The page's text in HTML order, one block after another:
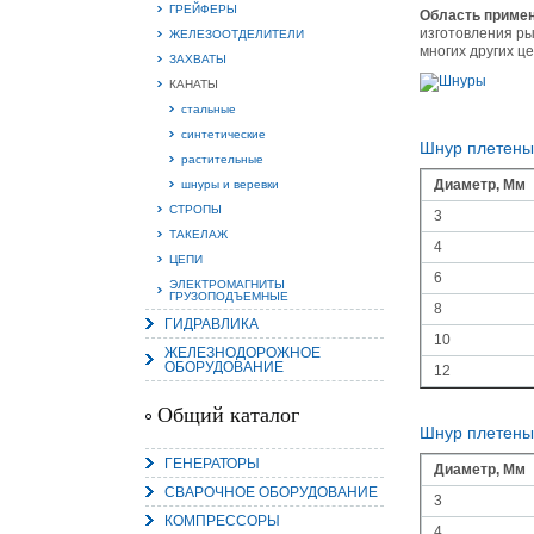
ГРЕЙФЕРЫ
ЖЕЛЕЗООТДЕЛИТЕЛИ
ЗАХВАТЫ
КАНАТЫ
стальные
синтетические
растительные
шнуры и веревки
СТРОПЫ
ТАКЕЛАЖ
ЦЕПИ
ЭЛЕКТРОМАГНИТЫ
ГРУЗОПОДЪЕМНЫЕ
ГИДРАВЛИКА
ЖЕЛЕЗНОДОРОЖНОЕ
ОБОРУДОВАНИЕ
Общий каталог
ГЕНЕРАТОРЫ
СВАРОЧНОЕ ОБОРУДОВАНИЕ
КОМПРЕССОРЫ
Область
изготовления
многих других
Шнур
Диаметр, Мм
3
4
6
8
10
12
Шнур
Диаметр, Мм
3